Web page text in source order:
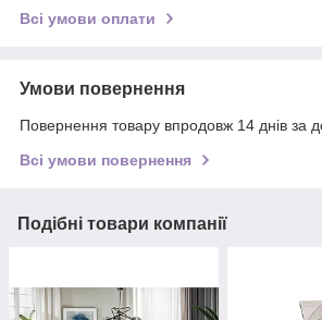
Всі умови оплати
Умови повернення
Повернення товару впродовж 14 днів за
Всі умови повернення
Подібні товари компанії